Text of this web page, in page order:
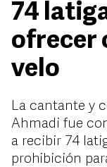
74
ofrecer
velo
La cantante y
Ahmadi fue
a recibir 74
prohibición